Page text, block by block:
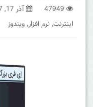
47949 آذر 17, 1397
اینترنت,نرم افزار,ویندوز